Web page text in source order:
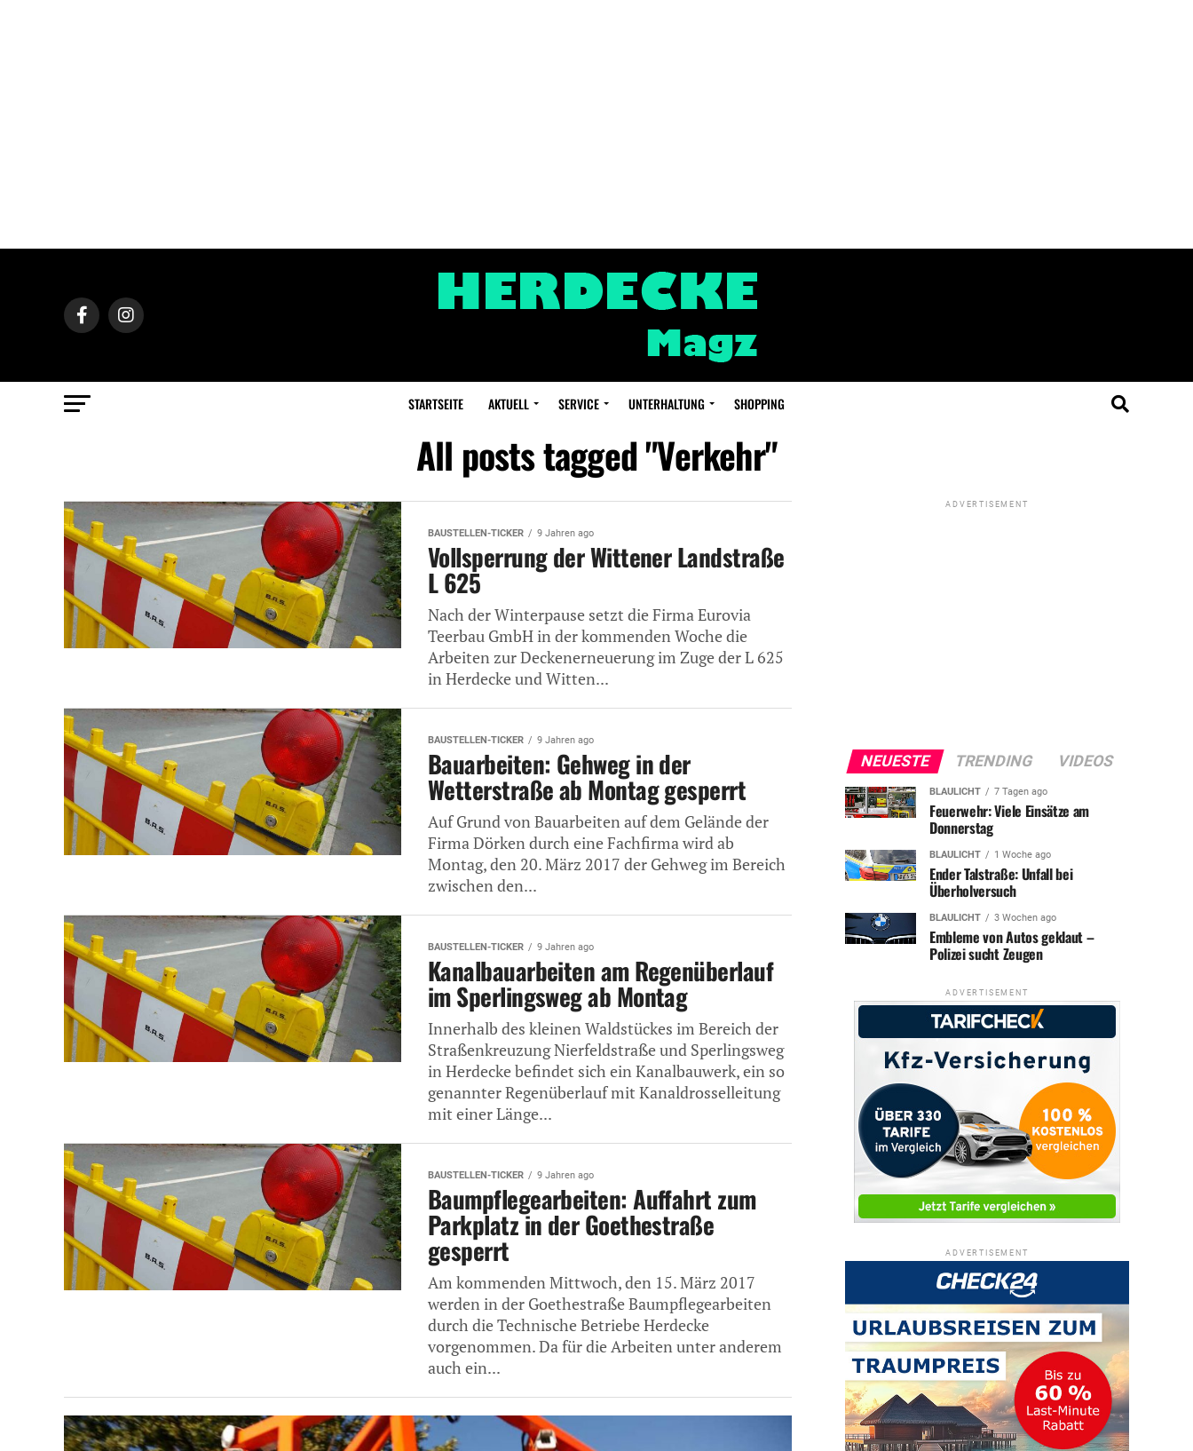
STARTSEITE AKTUELL SERVICE UNTERHALTUNG SHOPPING
All posts tagged "Verkehr"
BAUSTELLEN-TICKER 9 Jahren ago
Vollsperrung der Wittener Landstraße
L 625
Nach der Winterpause setzt die Firma Eurovia
Teerbau GmbH in der kommenden Woche die
Arbeiten zur Deckenerneuerung im Zuge der L 625
in Herdecke und Witten...
BAUSTELLEN-TICKER 9 Jahren ago
Bauarbeiten: Gehweg in der
Wetterstraße ab Montag gesperrt
Auf Grund von Bauarbeiten auf dem Gelände der
Firma Dörken durch eine Fachfirma wird ab
Montag, den 20. März 2017 der Gehweg im Bereich
zwischen den...
BAUSTELLEN-TICKER 9 Jahren ago
Kanalbauarbeiten am Regenüberlauf
im Sperlingsweg ab Montag
Innerhalb des kleinen Waldstückes im Bereich der
Straßenkreuzung Nierfeldstraße und Sperlingsweg
in Herdecke befindet sich ein Kanalbauwerk, ein so
genannter Regenüberlauf mit Kanaldrosselleitung
mit einer Länge...
BAUSTELLEN-TICKER 9 Jahren ago
Baumpflegearbeiten: Auffahrt zum
Parkplatz in der Goethestraße
gesperrt
Am kommenden Mittwoch, den 15. März 2017
werden in der Goethestraße Baumpflegearbeiten
durch die Technische Betriebe Herdecke
vorgenommen. Da für die Arbeiten unter anderem
auch ein...
ADVERTISEMENT
NEUESTE TRENDING VIDEOS
BLAULICHT 7 Tagen ago
Feuerwehr: Viele Einsätze am
Donnerstag
BLAULICHT 1 Woche ago
Ender Talstraße: Unfall bei
Überholversuch
BLAULICHT 3 Wochen ago
Embleme von Autos geklaut –
Polizei sucht Zeugen
ADVERTISEMENT
ADVERTISEMENT